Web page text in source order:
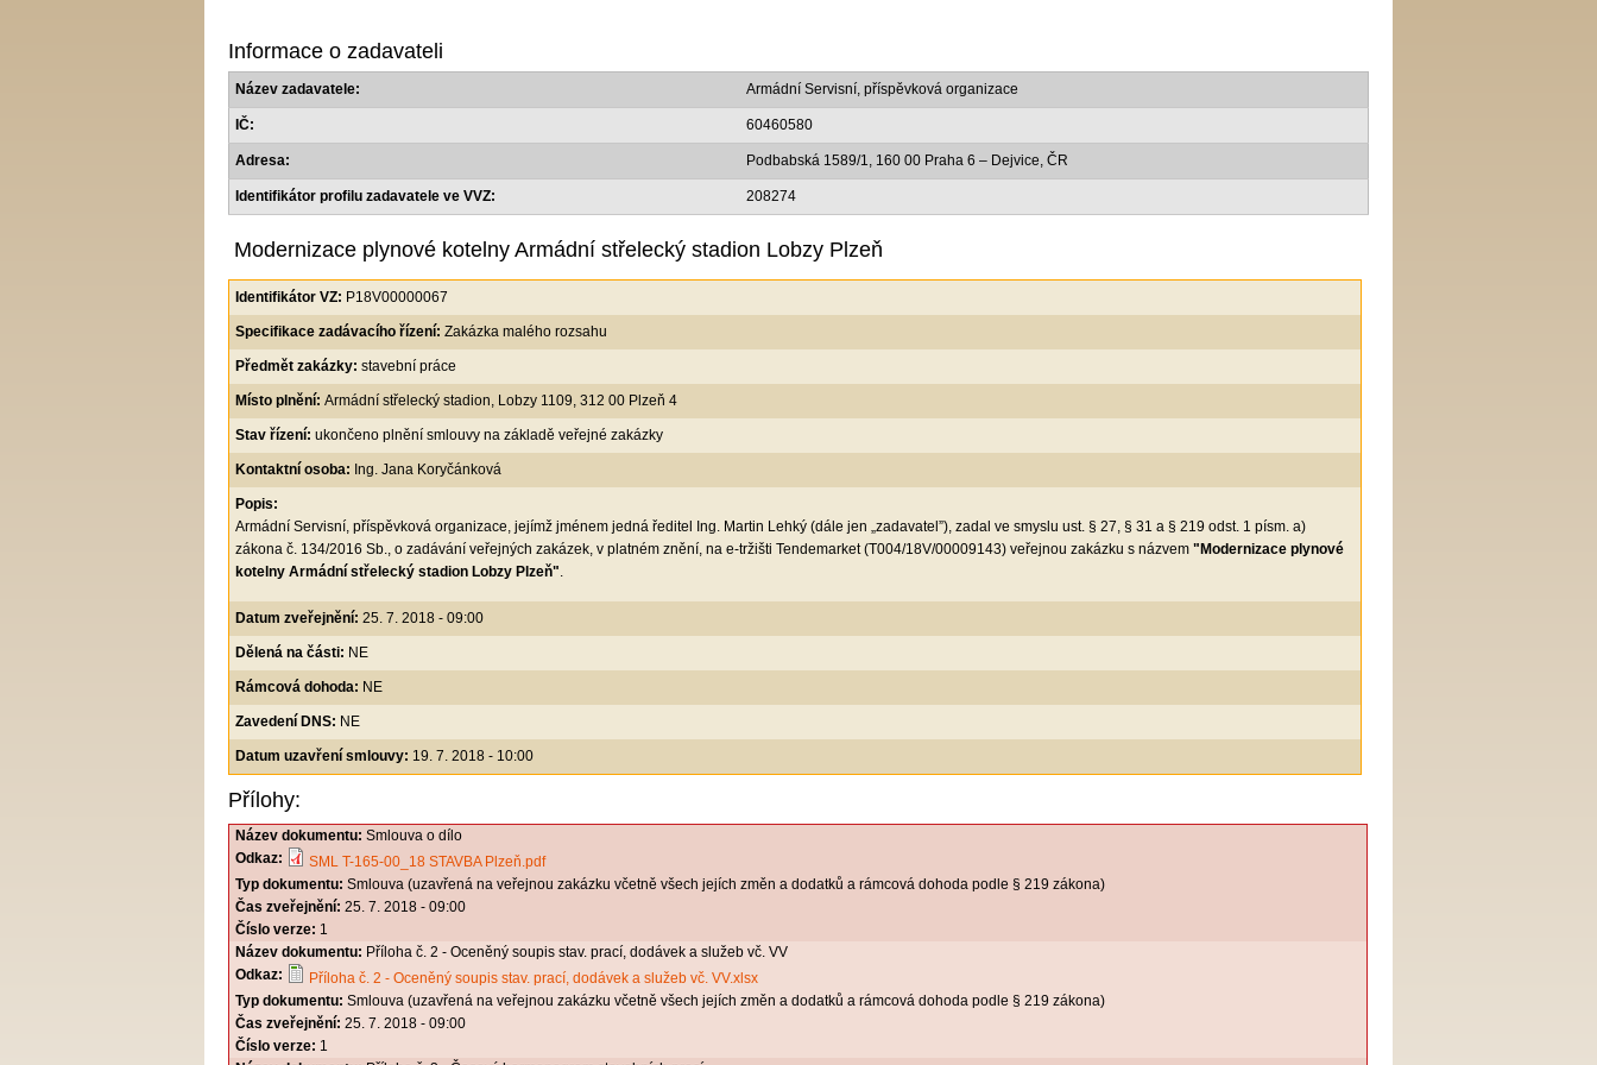
Informace o zadavateli
Název zadavatele: Armádní Servisní, příspěvková organizace
IČ: 60460580
Adresa: Podbabská 1589/1, 160 00 Praha 6 – Dejvice, ČR
Identifikátor profilu zadavatele ve VVZ: 208274
Modernizace plynové kotelny Armádní střelecký stadion Lobzy Plzeň
Identifikátor VZ: P18V00000067
Specifikace zadávacího řízení: Zakázka malého rozsahu
Předmět zakázky: stavební práce
Místo plnění: Armádní střelecký stadion, Lobzy 1109, 312 00 Plzeň 4
Stav řízení: ukončeno plnění smlouvy na základě veřejné zakázky
Kontaktní osoba: Ing. Jana Koryčánková
Popis:
Armádní Servisní, příspěvková organizace, jejímž jménem jedná ředitel Ing. Martin Lehký (dále jen „zadavatel”), zadal ve smyslu ust. § 27, § 31 a § 219 odst. 1 písm. a)
zákona č. 134/2016 Sb., o zadávání veřejných zakázek, v platném znění, na e-tržišti Tendemarket (T004/18V/00009143) veřejnou zakázku s názvem "Modernizace plynové
kotelny Armádní střelecký stadion Lobzy Plzeň".
Datum zveřejnění: 25. 7. 2018 - 09:00
Dělená na části: NE
Rámcová dohoda: NE
Zavedení DNS: NE
Datum uzavření smlouvy: 19. 7. 2018 - 10:00
Přílohy:
Název dokumentu: Smlouva o dílo
Odkaz:
SML T-165-00_18 STAVBA Plzeň.pdf
Typ dokumentu: Smlouva (uzavřená na veřejnou zakázku včetně všech jejích změn a dodatků a rámcová dohoda podle § 219 zákona)
Čas zveřejnění: 25. 7. 2018 - 09:00
Číslo verze: 1
Název dokumentu: Příloha č. 2 - Oceněný soupis stav. prací, dodávek a služeb vč. VV
Odkaz:
Příloha č. 2 - Oceněný soupis stav. prací, dodávek a služeb vč. VV.xlsx
Typ dokumentu: Smlouva (uzavřená na veřejnou zakázku včetně všech jejích změn a dodatků a rámcová dohoda podle § 219 zákona)
Čas zveřejnění: 25. 7. 2018 - 09:00
Číslo verze: 1